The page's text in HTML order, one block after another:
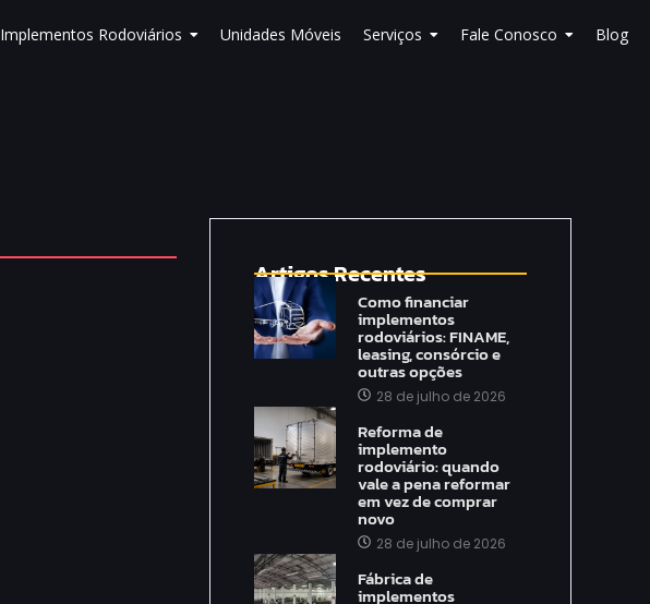
Implementos Rodoviários Unidades Móveis Serviços Fale Conosco Blog
Artigos Recentes
Como financiar
implementos
rodoviários: FINAME,
leasing, consórcio e
outras opções
28 de julho de 2026
Reforma de
implemento
rodoviário: quando
vale a pena reformar
em vez de comprar
novo
28 de julho de 2026
Fábrica de
implementos